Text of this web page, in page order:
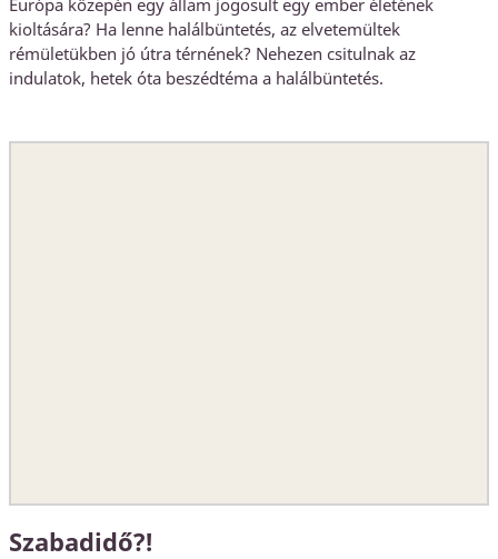
Európa közepén egy állam jogosult egy ember életének
kioltására? Ha lenne halálbüntetés, az elvetemültek
rémületükben jó útra térnének? Nehezen csitulnak az
indulatok, hetek óta beszédtéma a halálbüntetés.
Szabadidő?!